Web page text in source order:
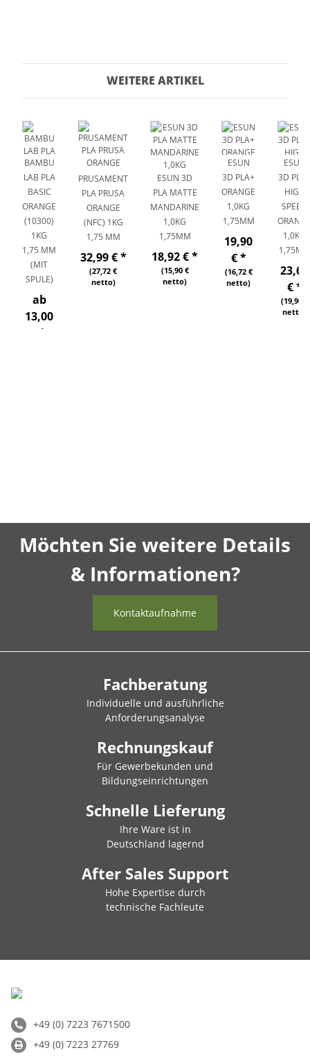
WEITERE ARTIKEL
BAMBU
LAB PLA
BASIC
ORANGE
(10300)
1KG
1,75 MM
(MIT
SPULE)
ab
13,00
*
PRUSAMENT
PLA PRUSA
ORANGE
(NFC) 1KG
1,75 MM
32,99 €*
(27,72 €
netto)
ESUN 3D
PLA MATTE
MANDARINE
1,0KG
1,75MM
18,92 €*
(15,90 €
netto)
ESUN
3D PLA+
ORANGE
1,0KG
1,75MM
19,90
€*
(16,72 €
netto)
ESUN
3D PLA+
HIGH
SPEED
1,0KG
1,75MM
23,68
€*
(19,90 €
netto)
Möchten Sie weitere Details
& Informationen?
Kontaktaufnahme
Fachberatung
Individuelle und ausführliche
Anforderungsanalyse
Rechnungskauf
Für Gewerbekunden und
Bildungseinrichtungen
Schnelle Lieferung
Ihre Ware ist in
Deutschland lagernd
After Sales Support
Hohe Expertise durch
technische Fachleute
+49 (0) 7223 7671500
+49 (0) 7223 27769